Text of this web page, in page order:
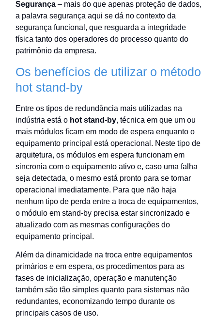
Segurança – mais do que apenas proteção de dados,
a palavra segurança aqui se dá no contexto da
segurança funcional, que resguarda a integridade
física tanto dos operadores do processo quanto do
patrimônio da empresa.
Os benefícios de utilizar o método
hot stand-by
Entre os tipos de redundância mais utilizadas na
indústria está o hot stand-by, técnica em que um ou
mais módulos ficam em modo de espera enquanto o
equipamento principal está operacional. Neste tipo de
arquitetura, os módulos em espera funcionam em
sincronia com o equipamento ativo e, caso uma falha
seja detectada, o mesmo está pronto para se tornar
operacional imediatamente. Para que não haja
nenhum tipo de perda entre a troca de equipamentos,
o módulo em stand-by precisa estar sincronizado e
atualizado com as mesmas configurações do
equipamento principal.
Além da dinamicidade na troca entre equipamentos
primários e em espera, os procedimentos para as
fases de inicialização, operação e manutenção
também são tão simples quanto para sistemas não
redundantes, economizando tempo durante os
principais casos de uso.